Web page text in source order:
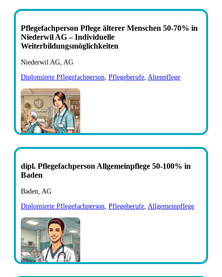
Pflegefachperson Pflege älterer Menschen 50-70% in
Niederwil AG – Individuelle
Weiterbildungsmöglichkeiten
Niederwil AG, AG
Diplomierte Pflegefachperson Pflegeberufe Altenpflege
dipl. Pflegefachperson Allgemeinpflege 50-100% in
Baden
Baden, AG
Diplomierte Pflegefachperson Pflegeberufe Allgemeinpflege